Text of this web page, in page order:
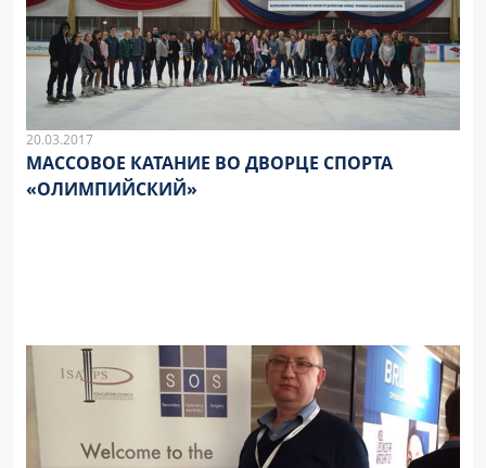
20.03.2017
МАССОВОЕ КАТАНИЕ ВО ДВОРЦЕ СПОРТА
«ОЛИМПИЙСКИЙ»